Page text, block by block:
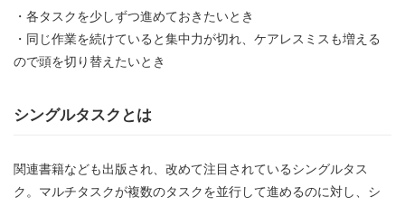
・各タスクを少しずつ進めておきたいとき
・同じ作業を続けていると集中力が切れ、ケアレスミスも増える
ので頭を切り替えたいとき
シングルタスクとは
関連書籍なども出版され、改めて注目されているシングルタス
ク。マルチタスクが複数のタスクを並行して進めるのに対し、シ